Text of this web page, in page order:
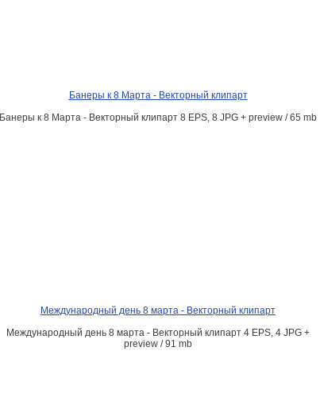
Банеры к 8 Марта - Векторный клипарт
Банеры к 8 Марта - Векторный клипарт 8 EPS, 8 JPG + preview / 65 mb
Международный день 8 марта - Векторный клипарт
Международный день 8 марта - Векторный клипарт 4 EPS, 4 JPG +
preview / 91 mb